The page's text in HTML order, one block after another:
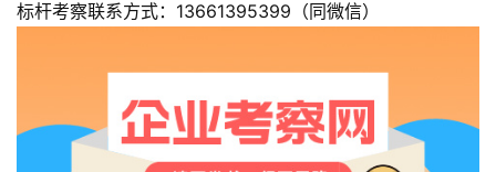
标杆考察联系方式：13661395399（同微信）